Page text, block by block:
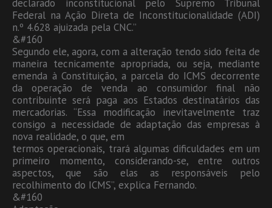
declarado inconstitucional pelo Supremo Tribunal
Federal na Ação Direta de Inconstitucionalidade (ADI)
n.º 4.628 ajuizada pela CNC.”
&#160
Segundo ele, agora, com a alteração tendo sido feita de
maneira tecnicamente apropriada, ou seja, mediante
emenda à Constituição, a parcela do ICMS decorrente
da operação de venda ao consumidor final não
contribuinte será paga aos Estados destinatários das
mercadorias. “Essa modificação inevitavelmente traz
consigo a necessidade de adaptação das empresas à
nova realidade, o que, em
termos operacionais, trará algumas dificuldades em um
primeiro momento, considerando-se, entre outros
aspectos, que são elas as responsáveis pelo
recolhimento do ICMS”, explica Fernando.
&#160